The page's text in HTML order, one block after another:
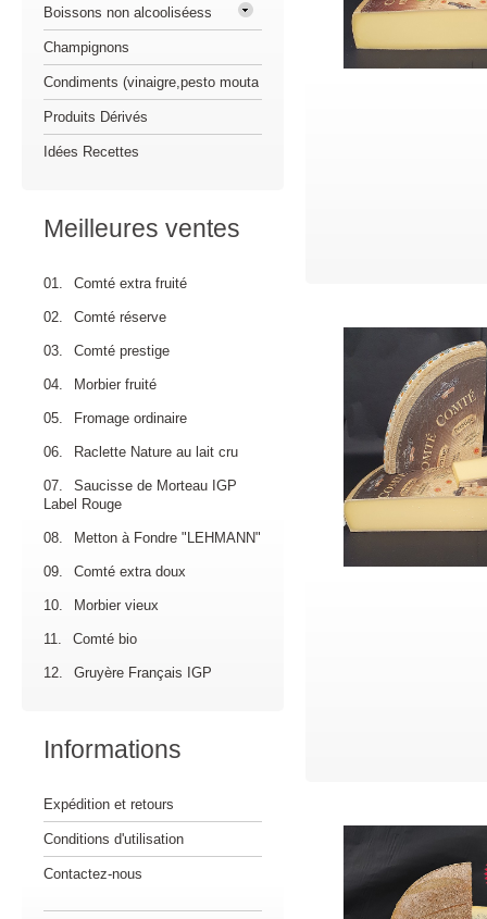
Boissons non alcooliséess
Champignons
Condiments (vinaigre,pesto mouta
Produits Dérivés
Idées Recettes
Meilleures ventes
01. Comté extra fruité
02. Comté réserve
03. Comté prestige
04. Morbier fruité
05. Fromage ordinaire
06. Raclette Nature au lait cru
07.
Saucisse de Morteau IGP
Label Rouge
08. Metton à Fondre "LEHMANN"
09. Comté extra doux
10. Morbier vieux
11. Comté bio
12. Gruyère Français IGP
Informations
Expédition et retours
Conditions d'utilisation
Contactez-nous